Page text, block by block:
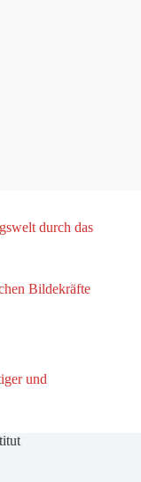
durch das
Bildekräfte
und